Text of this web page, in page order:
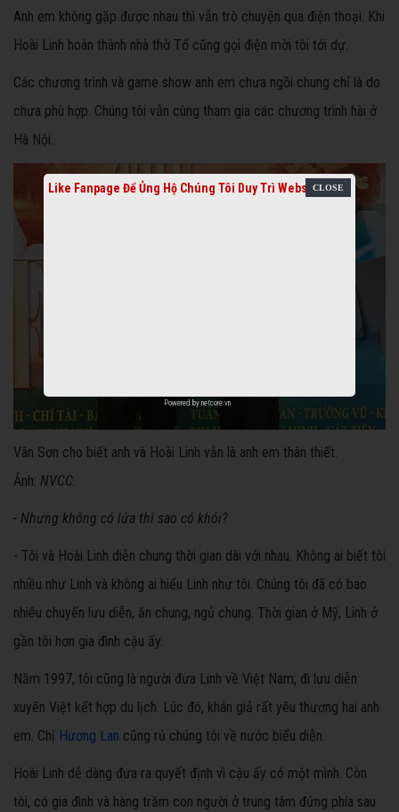
Anh em không gặp được nhau thì vẫn trò chuyện qua điện thoại. Khi
Hoài Linh hoàn thành nhà thờ Tổ cũng gọi điện mời tôi tới dự.
Các chương trình và game show anh em chưa ngồi chung chỉ là do
chưa phù hợp. Chúng tôi vẫn cùng tham gia các chương trình hài ở
Hà Nội.
Vân Sơn cho biết anh và Hoài Linh vẫn là anh em thân thiết.
Ảnh: NVCC.
- Nhưng không có lửa thì sao có khói?
- Tôi và Hoài Linh diễn chung thời gian dài với nhau. Không ai biết tôi
nhiều như Linh và không ai hiểu Linh như tôi. Chúng tôi đã có bao
nhiêu chuyến lưu diễn, ăn chung, ngủ chung. Thời gian ở Mỹ, Linh ở
gần tôi hơn gia đình cậu ấy.
Năm 1997, tôi cũng là người đưa Linh về Việt Nam, đi lưu diễn
xuyên Việt kết hợp du lịch. Lúc đó, khán giả rất yêu thương hai anh
em. Chị Hương Lan cũng rủ chúng tôi về nước biểu diễn.
Hoài Linh dễ dàng đưa ra quyết định vì cậu ấy có một mình. Còn
tôi, có gia đình và hàng trăm con người ở trung tâm đứng phía sau
Like Fanpage Để Ủng Hộ Chúng Tôi Duy Trì Website
Powered by netcore.vn